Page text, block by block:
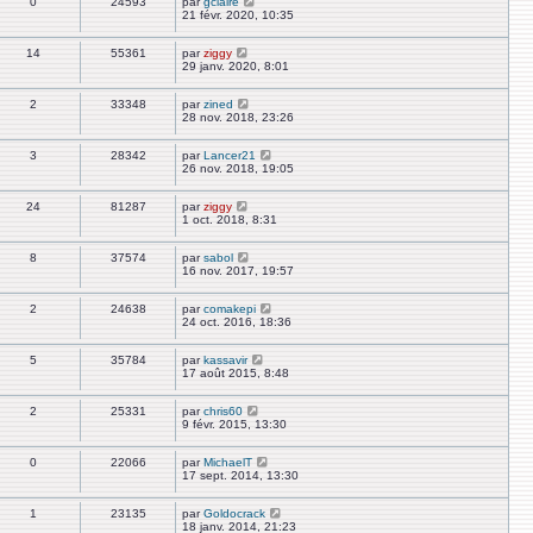
21 févr. 2020, 10:35
14 55361 parziggy
29 janv. 2020, 8:01
2 33348 parzined
28 nov. 2018, 23:26
3 28342 parLancer21
26 nov. 2018, 19:05
24 81287 parziggy
1 oct. 2018, 8:31
8 37574 parsabol
16 nov. 2017, 19:57
2 24638 parcomakepi
24 oct. 2016, 18:36
5 35784 parkassavir
17 août 2015, 8:48
2 25331 parchris60
9 févr. 2015, 13:30
0 22066 parMichaelT
17 sept. 2014, 13:30
1 23135 parGoldocrack
18 janv. 2014, 21:23